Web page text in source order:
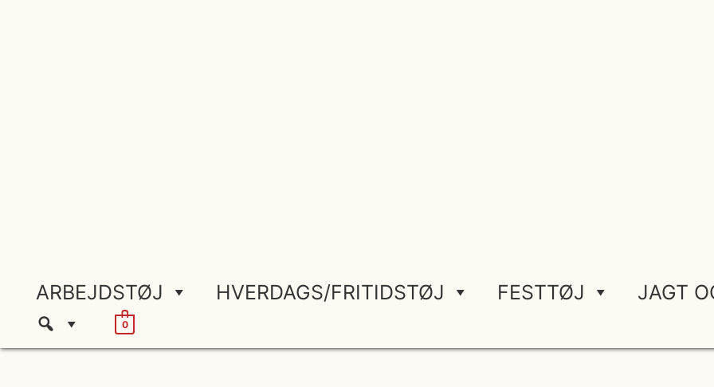
ARBEJDSTØJ HVERDAGS/FRITIDSTØJ FESTTØJ JAGT
0